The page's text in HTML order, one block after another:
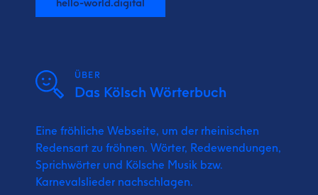
ÜBER
Das Kölsch Wörterbuch
Eine fröhliche Webseite, um der rheinischen
Redensart zu fröhnen. Wörter, Redewendungen,
Sprichwörter und Kölsche Musik bzw.
Karnevalslieder nachschlagen.